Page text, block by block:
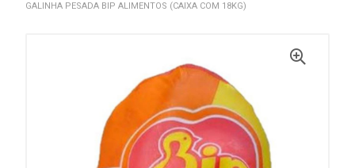
GALINHA PESADA BIP ALIMENTOS (CAIXA COM 18KG)